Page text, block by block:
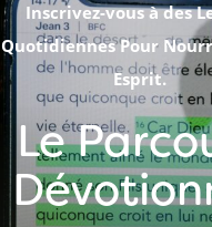
Inscrivez-vous à des
Quotidiennes Pour
Esprit.
Le